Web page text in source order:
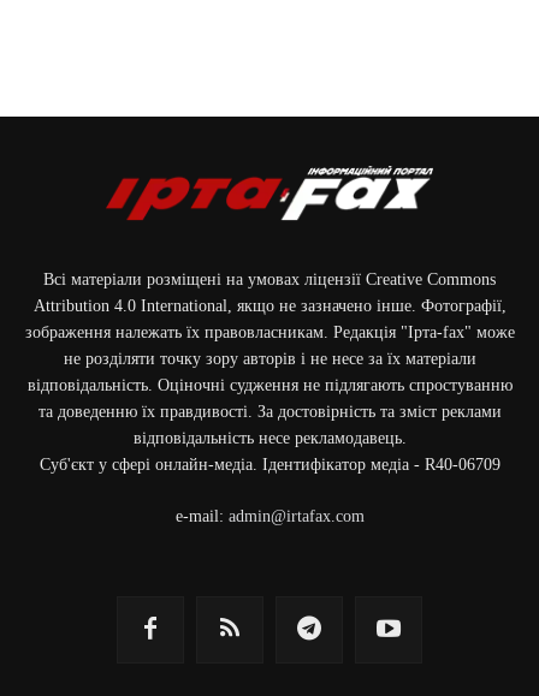
Всі матеріали розміщені на умовах ліцензії Creative Commons
Attribution 4.0 International, якщо не зазначено інше. Фотографії,
зображення належать їх правовласникам. Редакція "Ірта-fax" може
не розділяти точку зору авторів і не несе за їх матеріали
відповідальність. Оціночні судження не підлягають спростуванню
та доведенню їх правдивості. За достовірність та зміст реклами
відповідальність несе рекламодавець.
Cуб'єкт у сфері онлайн-медіа. Ідентифікатор медіа - R40-06709
e-mail: admin@irtafax.com